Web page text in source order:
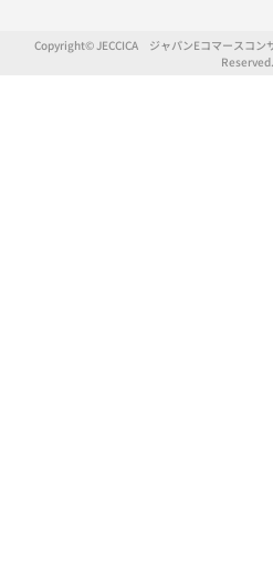
Copyright© JECCICA ジャパンEコマースコン
Reserved.